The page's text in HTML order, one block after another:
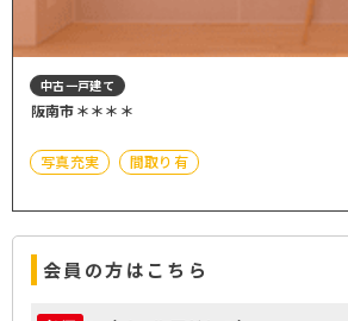
中古一戸建て
阪南市＊＊＊＊
写真充実 間取り有
会員の方はこちら